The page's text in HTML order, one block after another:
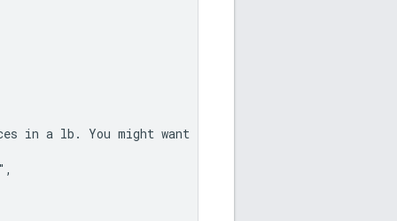
in a lb. You might want to double check that.",